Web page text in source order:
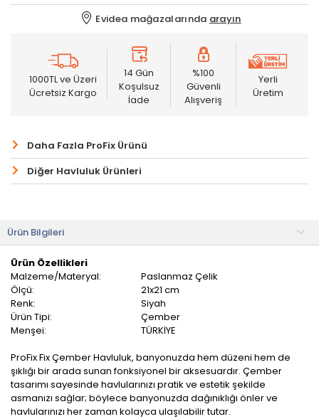
Evidea mağazalarında arayın
1000TL ve Üzeri
Ücretsiz Kargo
14 Gün
Koşulsuz
İade
%100
Güvenli
Alışveriş
Yerli
Üretim
Daha Fazla ProFix Ürünü
Diğer Havluluk Ürünleri
Ürün Bilgileri
Ürün Özellikleri
Malzeme/Materyal:
Paslanmaz Çelik
Ölçü:
21x21 cm
Renk:
Siyah
Ürün Tipi:
Çember
Menşei:
TÜRKİYE
ProFix Fix Çember Havluluk, banyonuzda hem düzeni hem de
şıklığı bir arada sunan fonksiyonel bir aksesuardır. Çember
tasarımı sayesinde havlularınızı pratik ve estetik şekilde
asmanızı sağlar; böylece banyonuzda dağınıklığı önler ve
havlularınızı her zaman kolayca ulaşılabilir tutar.